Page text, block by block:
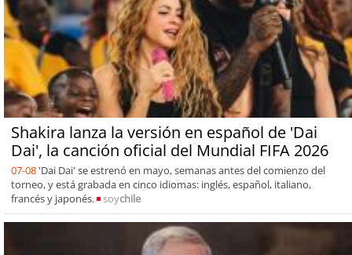
Shakira lanza la versión en español de 'Dai
Dai', la canción oficial del Mundial FIFA 2026
07-08 'Dai Dai' se estrenó en mayo, semanas antes del comienzo del
torneo, y está grabada en cinco idiomas: inglés, español, italiano,
francés y japonés.
soychile